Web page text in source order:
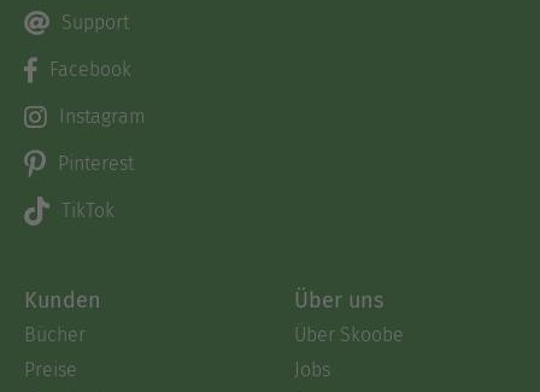
Support
Facebook
Instagram
Pinterest
TikTok
Kunden
Bücher
Preise
Über uns
Über Skoobe
Jobs